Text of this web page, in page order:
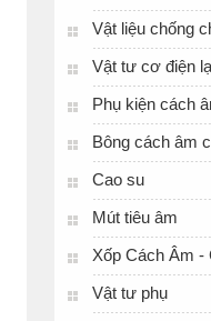
Vật liệu chống
Vật tư cơ điện
Phụ kiện cách
Bông cách âm
Cao su
Mút tiêu âm
Xốp Cách Âm -
Vật tư phụ